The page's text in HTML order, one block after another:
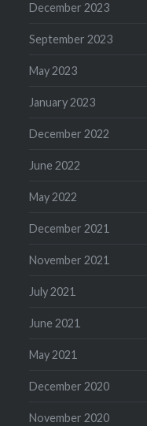
December 2023
September 2023
May 2023
January 2023
December 2022
June 2022
May 2022
December 2021
November 2021
July 2021
June 2021
May 2021
December 2020
November 2020